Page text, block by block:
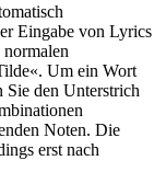
Eingabe von Lyrics
Um ein Wort
Sie den Unterstrich
Noten. Die
erst nach